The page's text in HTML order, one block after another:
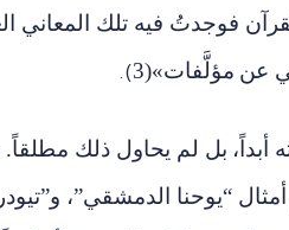
فوجدتُ فيه تلك المعاني
عن مؤلَّفات»(3 .(
بل لم يحاول ذلك
“يوحنا الدمشقي”،